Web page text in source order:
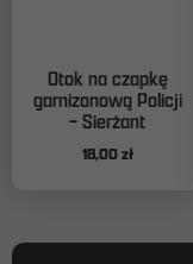
Otok na czapkę
garnizonową Policji
– Sierżant
18,00zł